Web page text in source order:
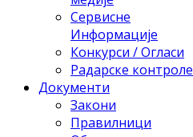
Сервисне
Информације
Конкурси / Огласи
Радарске контроле
Документи
Закони
Правилници